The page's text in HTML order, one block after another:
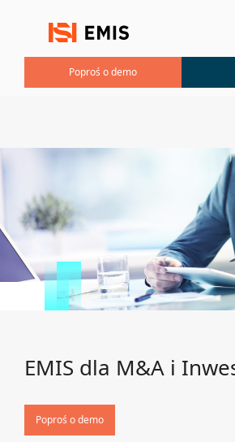
Poproś o demo
EMIS dla M&A i
Poproś o demo